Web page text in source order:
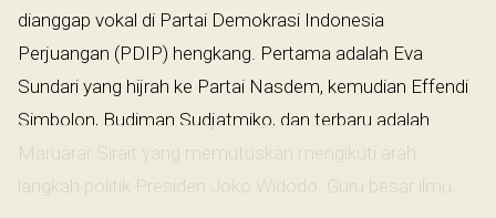
dianggap vokal di Partai Demokrasi Indonesia
Perjuangan (PDIP) hengkang. Pertama adalah Eva
Sundari yang hijrah ke Partai Nasdem, kemudian Effendi
Simbolon, Budiman Sudjatmiko, dan terbaru adalah
Maruarar Sirait yang memutuskan mengikuti arah
langkah politik Presiden Joko Widodo. Guru besar ilmu...